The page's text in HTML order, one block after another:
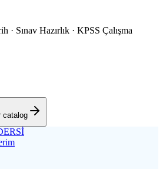
· Sınav Hazırlık · KPSS Çalışma
catalog